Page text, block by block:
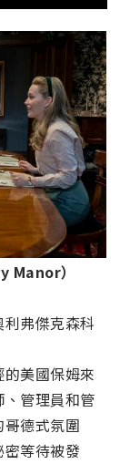
Manor）
弗傑克森科
美國保姆來
管理員和管
德式氛圍
密等待被發